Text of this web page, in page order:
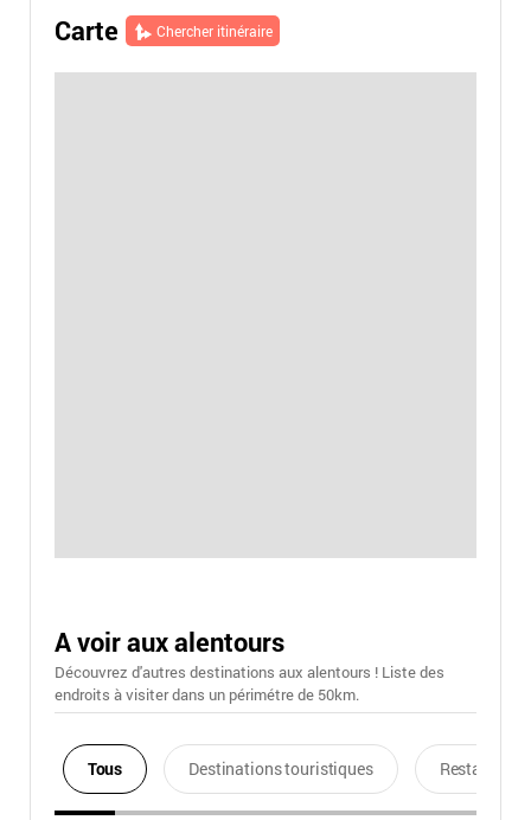
Carte Chercher itinéraire
A voir aux alentours
Découvrez d'autres destinations aux alentours ! Liste des
endroits à visiter dans un périmétre de 50km.
Tous Destinations touristiques Restaurants